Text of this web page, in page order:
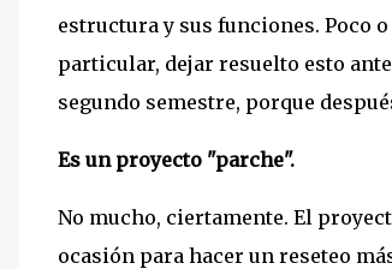
estructura y sus funciones. Poco
particular, dejar resuelto esto
segundo semestre, porque
Es un proyecto "parche".
No mucho, ciertamente. El
ocasión para hacer un reseteo